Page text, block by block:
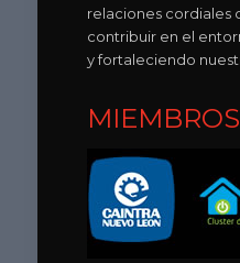
relaciones cordiales
contribuir en el
y fortaleciendo